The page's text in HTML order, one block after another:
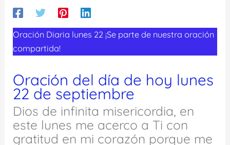
Oración Diaria lunes 22 ¡Se parte de nuestra oración
compartida!
Oración del día de hoy lunes
22 de septiembre
Dios de infinita misericordia, en
este lunes me acerco a Ti con
gratitud en mi corazón porque me